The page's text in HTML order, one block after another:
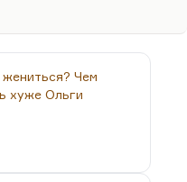
Чем
хуже Ольги